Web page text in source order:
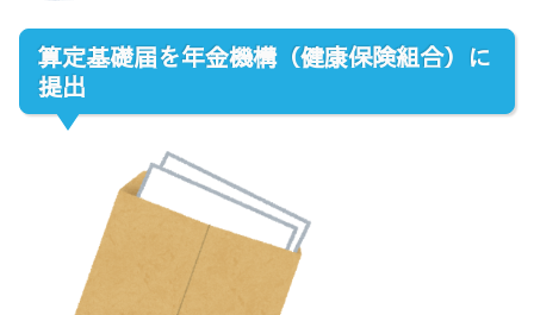
算定基礎届を年金機構（健康保険組合）に
提出